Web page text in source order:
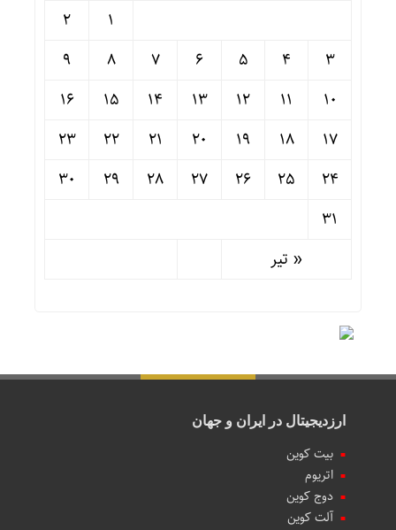
« تیر
1
2
3
4
5
6
7
8
9
10
11
12
13
14
15
16
17
18
19
20
21
22
23
24
25
26
27
28
29
30
31
ارزدیجیتال در ایران و جهان
بیت کوین
اتریوم
دوج کوین
آلت کوین